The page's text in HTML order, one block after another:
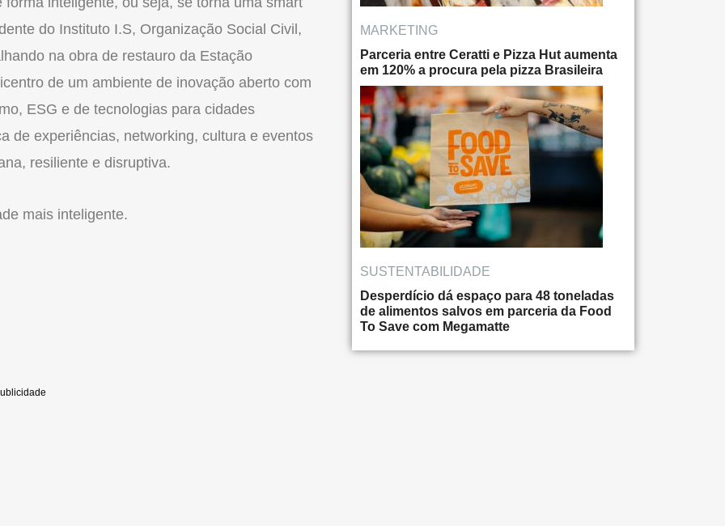
do Instituto I.S, Organização Social Civil,
na obra de restauro da Estação
de um ambiente de inovação aberto com
ESG e de tecnologias para cidades
de experiências, networking, cultura e eventos
resiliente e disruptiva.
mais inteligente.
MARKETING
Parceria entre Ceratti e Pizza Hut aumenta
em 120% a procura pela pizza Brasileira
SUSTENTABILIDADE
Desperdício dá espaço para 48 toneladas
de alimentos salvos em parceria da Food
To Save com Megamatte